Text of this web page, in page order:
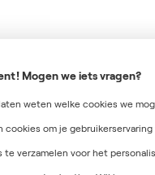
Mogen we iets vragen?
weten welke cookies we
cookies om je
te verzamelen voor het